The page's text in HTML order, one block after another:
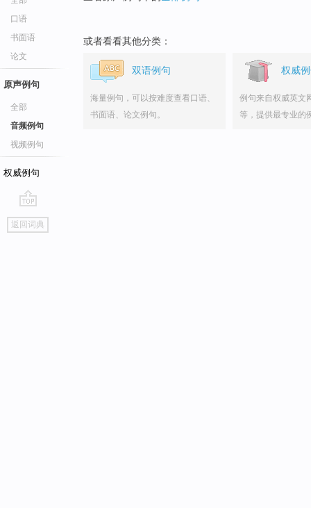
口语
书面语
论文
原声例句
全部
音频例句
视频例句
权威例句
go
top
返回词典
或者看看其他分类：
双语例句
海量例句，可以按难度查看口语、
书面语、论文例句。
权威
例句来自权威英文
等，提供最专业的